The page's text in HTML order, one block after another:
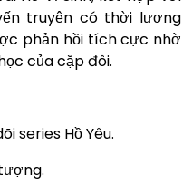
truyện có thời lượng
phản hồi tích cực nhờ
của cặp đôi.
series Hồ Yêu.